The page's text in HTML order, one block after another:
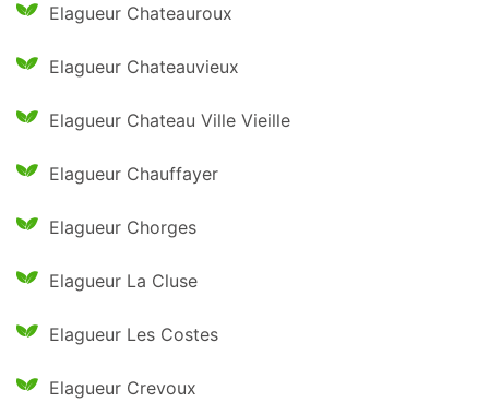
Elagueur Chateauroux
Elagueur Chateauvieux
Elagueur Chateau Ville Vieille
Elagueur Chauffayer
Elagueur Chorges
Elagueur La Cluse
Elagueur Les Costes
Elagueur Crevoux